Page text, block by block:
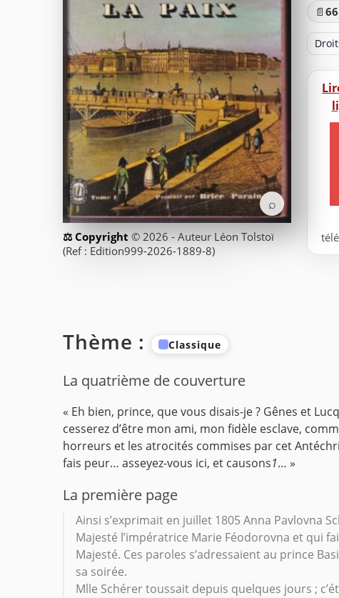
⌕
© 2026 - Auteur Léon Tolstoï
(Ref : Edition999-2026-1889-8)
📄
Thème : Classique
La quatrième de couverture
« Eh bien, prince, que vous disais-je ? Gênes et
cesserez d’être mon ami, mon fidèle esclave,
horreurs et les atrocités commises par cet
fais peur… asseyez-vous ici, et causons1… »
La première page
Ainsi s’exprimait en juillet 1805 Anna Pavlovna
Majesté l’impératrice Marie Féodorovna et qui
Majesté. Ces paroles s’adressaient au prince
sa soirée.
Mlle Schérer toussait depuis quelques jours ;